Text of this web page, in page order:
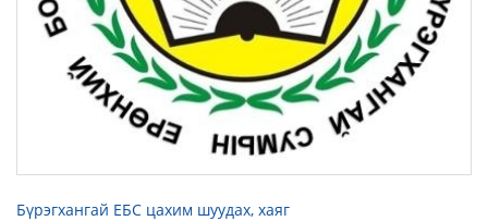
Бүрэгхангай ЕБС цахим шуудах, хаяг